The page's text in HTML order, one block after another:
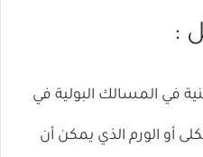
:
في المسالك البولية في
أو الورم الذي يمكن أن